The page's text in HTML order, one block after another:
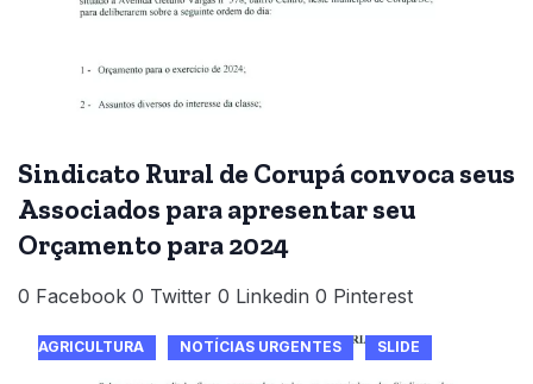
Sindicato Rural de Corupá convoca seus
Associados para apresentar seu
Orçamento para 2024
0 Facebook 0 Twitter 0 Linkedin 0 Pinterest
AGRICULTURA NOTÍCIAS URGENTES SLIDE